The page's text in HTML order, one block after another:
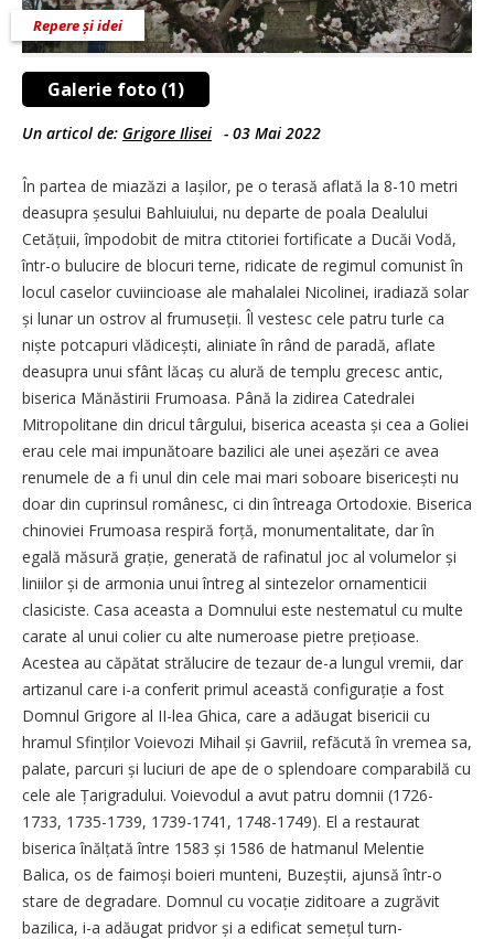
Galerie foto (1)
Repere și idei
Un articol de: Grigore Ilisei - 03 Mai 2022
În partea de miazăzi a Iașilor, pe o terasă aflată la 8-10 metri
deasupra șesului Bahluiului, nu departe de poala Dealului
Cetățuii, împodobit de mitra ctitoriei fortificate a Ducăi Vodă,
într-o bulucire de blocuri terne, ridicate de regimul comunist în
locul caselor cuviincioase ale mahalalei Nicolinei, iradiază solar
și lunar un ostrov al frumuseții. Îl vestesc cele patru turle ca
niște potcapuri vlădicești, aliniate în rând de paradă, aflate
deasupra unui sfânt lăcaș cu alură de templu grecesc antic,
biserica Mănăstirii Frumoasa. Până la zidirea Catedralei
Mitropolitane din dricul târgului, biserica aceasta și cea a Goliei
erau cele mai impunătoare bazilici ale unei așezări ce avea
renumele de a fi unul din cele mai mari soboare bisericești nu
doar din cuprinsul românesc, ci din întreaga Ortodoxie. Biserica
chinoviei Frumoasa respiră forță, monumentalitate, dar în
egală măsură grație, generată de rafinatul joc al volumelor și
liniilor și de armonia unui întreg al sintezelor ornamenticii
clasiciste. Casa aceasta a Domnului este nestematul cu multe
carate al unui colier cu alte numeroase pietre prețioase.
Acestea au căpătat strălucire de tezaur de-a lungul vremii, dar
artizanul care i-a conferit primul această configurație a fost
Domnul Grigore al II-lea Ghica, care a adăugat bisericii cu
hramul Sfinților Voievozi Mihail și Gavriil, refăcută în vremea sa,
palate, parcuri și luciuri de ape de o splendoare comparabilă cu
cele ale Țarigradului. Voievodul a avut patru domnii (1726-
1733, 1735-1739, 1739-1741, 1748-1749). El a restaurat
biserica înălțată între 1583 și 1586 de hatmanul Melentie
Balica, os de faimoși boieri munteni, Buzeștii, ajunsă într-o
stare de degradare. Domnul cu vocație ziditoare a zugrăvit
bazilica, i-a adăugat pridvor și a edificat semețul turn-